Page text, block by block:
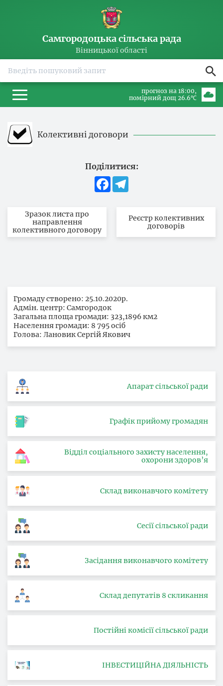
Самгородоцька сільська рада
Вінницької області
прогноз на 18:00
помірний дощ 26.6℃
Колективні договори
Поділитися:
Facebook
Зразок листа про
направлення
колективного договору
Реєстр колективних
договорів
Громаду створено: 25.10.2020р.
Адмін. центр: Самгородок
Загальна площа громади: 323,1896 км2
Населення громади: 8 795 осіб
Голова: Лановик Сергій Якович
Апарат сільської ради
Графік прийому громадян
Відділ соціального захисту населення,
охорони здоров’я
Склад виконавчого комітету
Сесії сільської ради
Засідання виконавчого комітету
Склад депутатів 8 скликання
Постійні комісії сільської ради
ІНВЕСТИЦІЙНА ДІЯЛЬНІСТЬ